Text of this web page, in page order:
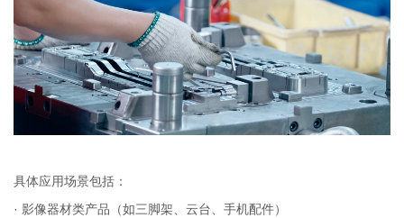
具体应用场景包括：
· 影像器材类产品（如三脚架、云台、手机配件）